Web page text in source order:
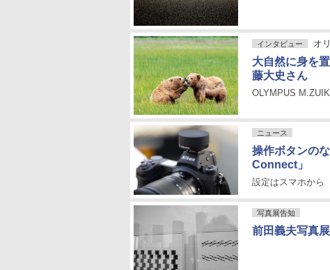
インタビュー オ
大自然に身を
藤大史さん
OLYMPUS
ニュース
操作ボタンの
Connect」
設定はスマホか
写真展告知
前田義夫写真